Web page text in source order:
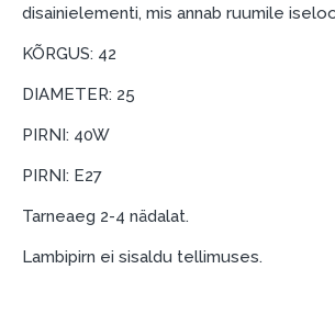
ESTO LV AS (Dokumentide
vajalik Smart-ID, eParaksts eID,
SEB või Citadele).
Lepingu tingimused:
Liisingulepingu võib allkirjastada
kes on märgitud krediidi saamise
Lisateave:
disainielementi, mis annab ruumile
KÕRGUS: 42
DIAMETER: 25
PIRNI: 40W
PIRNI: E27
Tarneaeg 2-4 nädalat.
Lambipirn ei sisaldu tellimuses.